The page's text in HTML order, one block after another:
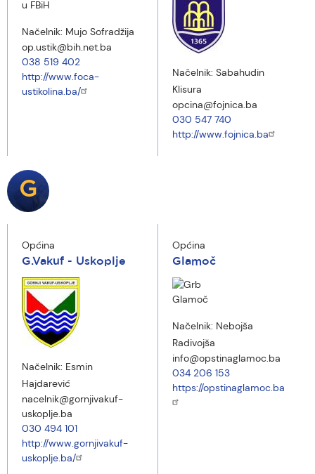
Načelnik: Mujo Sofradžija
op.ustik@bih.net.ba
038 519 402
http://www.foca-
ustikolina.ba/
Načelnik: Sabahudin
Klisura
opcina@fojnica.ba
030 547 740
http://www.fojnica.ba
G
Općina
G.Vakuf - Uskoplje
Načelnik: Esmin
Hajdarević
nacelnik@gornjivakuf-
uskoplje.ba
030 494 101
http://www.gornjivakuf-
uskoplje.ba/
Općina
Glamoč
Načelnik: Nebojša
Radivojša
info@opstinaglamoc.ba
034 206 153
https://opstinaglamoc.ba